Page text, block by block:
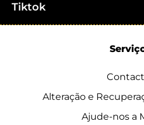
Tiktok
Alteração e
Ajude-nos a